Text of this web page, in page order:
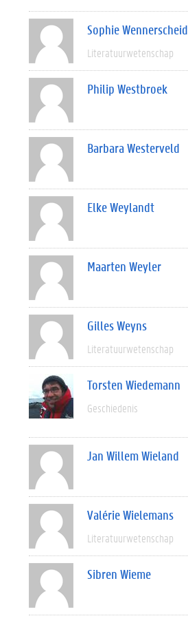
Sophie Wennerscheid
Literatuurwetenschap
Philip Westbroek
Barbara Westerveld
Elke Weylandt
Maarten Weyler
Gilles Weyns
Literatuurwetenschap
Torsten Wiedemann
Geschiedenis
Jan Willem Wieland
Valérie Wielemans
Literatuurwetenschap
Sibren Wieme